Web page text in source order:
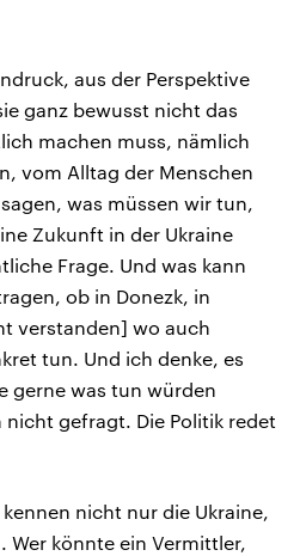
aus der Perspektive
ganz bewusst nicht das
machen muss, nämlich
vom Alltag der Menschen
was müssen wir tun,
Zukunft in der Ukraine
Frage. Und was kann
ob in Donezk, in
verstanden] wo auch
tun. Und ich denke, es
gerne was tun würden
gefragt. Die Politik redet
kennen nicht nur die Ukraine,
Wer könnte ein Vermittler,